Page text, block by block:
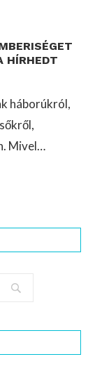
HÍRHEDT
háborúkról,
Mivel…